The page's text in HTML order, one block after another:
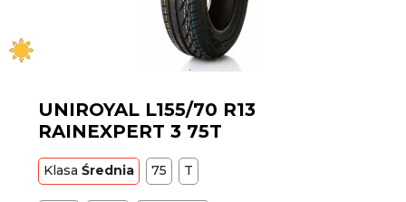
UNIROYAL L155/70 R13
RAINEXPERT 3 75T
KlasaŚrednia 75 T